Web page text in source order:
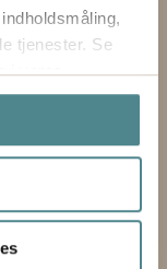
tjenester. Se
i vores
samtykke
på "Privacy
din placering,